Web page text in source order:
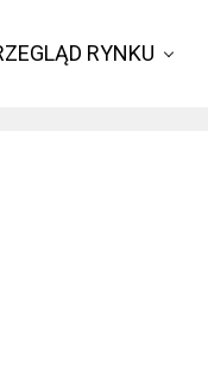
RYNKU